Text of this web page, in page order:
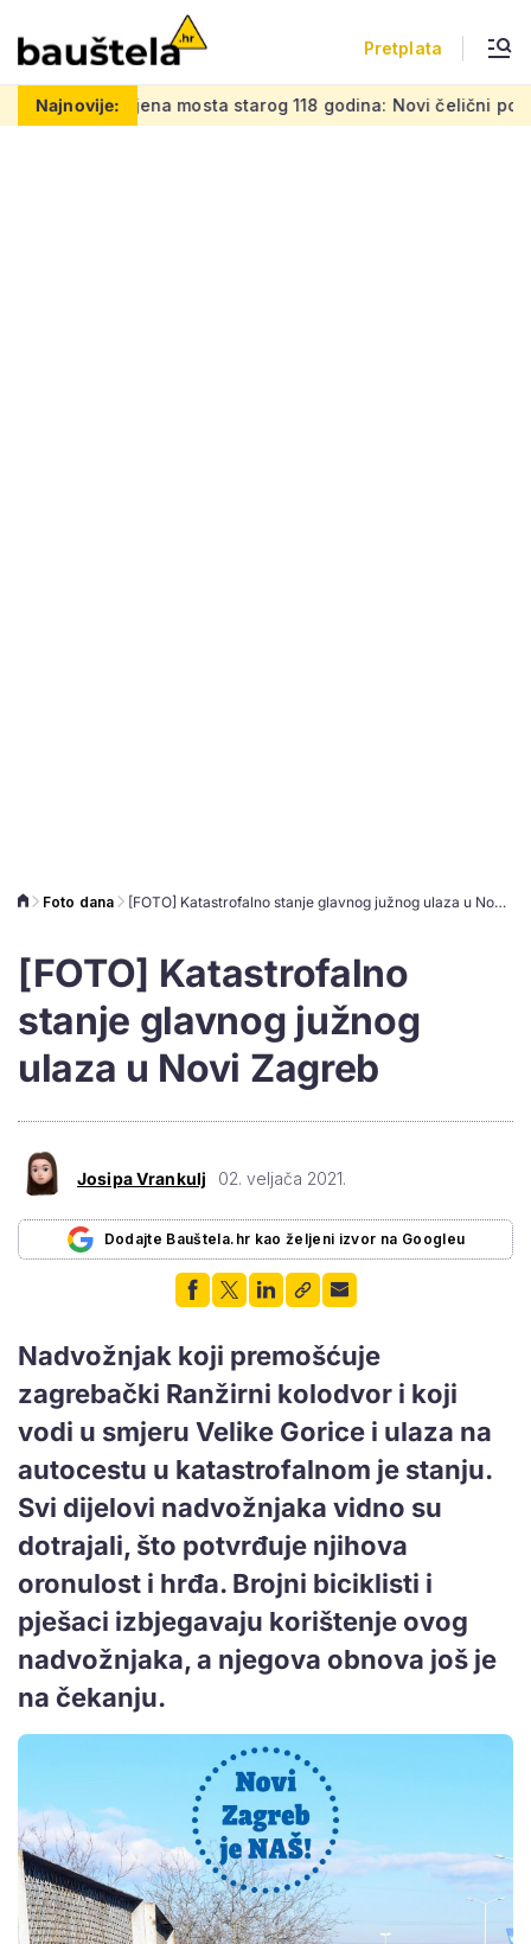
Pretplata
Najnovije:
starog 118 godina: Novi čelični poluluk lebdi nad
Foto dana [FOTO] Katastrofalno stanje glavnog južnog ulaza u Novi Zagreb
[FOTO] Katastrofalno
stanje glavnog južnog
ulaza u Novi Zagreb
Josipa Vrankulj 02. veljača 2021.
Dodajte Bauštela.hr kao željeni izvor na Googleu
Nadvožnjak koji premošćuje
zagrebački Ranžirni kolodvor i koji
vodi u smjeru Velike Gorice i ulaza na
autocestu u katastrofalnom je stanju.
Svi dijelovi nadvožnjaka vidno su
dotrajali, što potvrđuje njihova
oronulost i hrđa. Brojni biciklisti i
pješaci izbjegavaju korištenje ovog
nadvožnjaka, a njegova obnova još je
na čekanju.